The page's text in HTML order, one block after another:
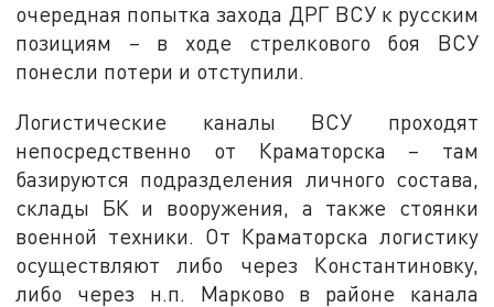
очередная попытка захода ДРГ ВСУ к русским
позициям – в ходе стрелкового боя ВСУ
понесли потери и отступили.
Логистические каналы ВСУ проходят
непосредственно от Краматорска – там
базируются подразделения личного состава,
склады БК и вооружения, а также стоянки
военной техники. От Краматорска логистику
осуществляют либо через Константиновку,
либо через н.п. Марково в районе канала